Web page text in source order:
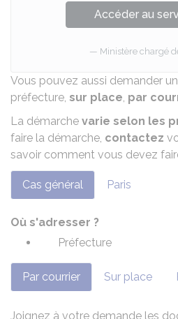
Accéder au
Ministère chargé
Vous pouvez aussi demander
préfecture, sur place, par
La démarche varie selon les
faire la démarche, contactez
savoir comment vous devez
Cas général Paris
Où s'adresser ?
Préfecture
Par courrier Sur place
Joignez à votre demande les